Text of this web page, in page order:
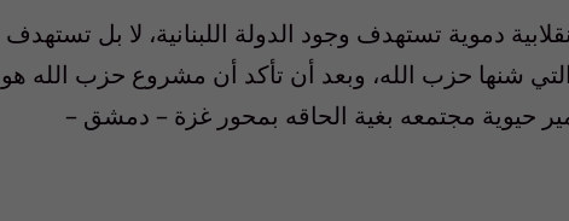
دموية تستهدف وجود الدولة اللبنانية، لا بل تستهدف
التي شنها حزب الله، وبعد أن تأكد أن مشروع حزب الله هو
حيوية مجتمعه بغية الحاقه بمحور غزة – دمشق –